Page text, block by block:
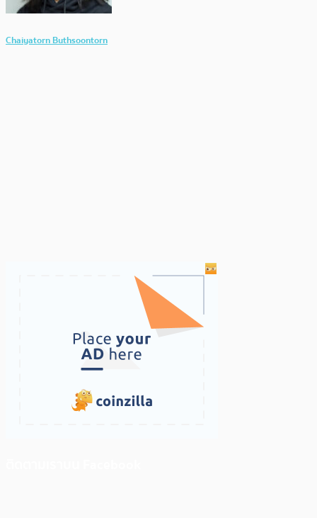
Chaiyatorn Buthsoontorn